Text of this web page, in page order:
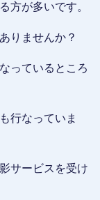
方が多いです。
りませんか？
っているところ
行なっていま
サービスを受け